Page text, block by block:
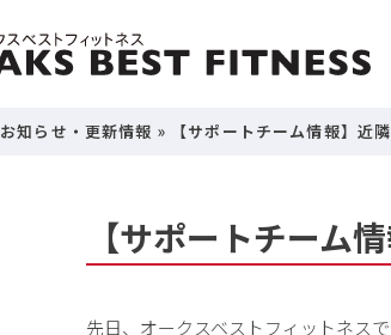
お知らせ・更新情報 » 【サポートチーム情報】近
【サポートチーム
先日、オークスベストフィットネス